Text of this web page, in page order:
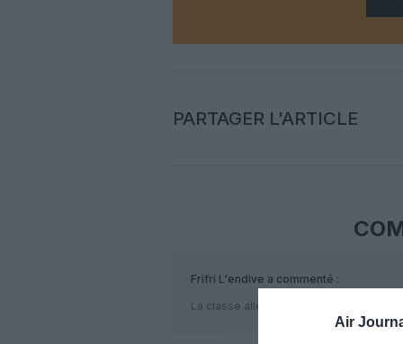
Air
PARTAGER L'ARTICLE
Frifri L'endive a commenté :
La classe allemande !!